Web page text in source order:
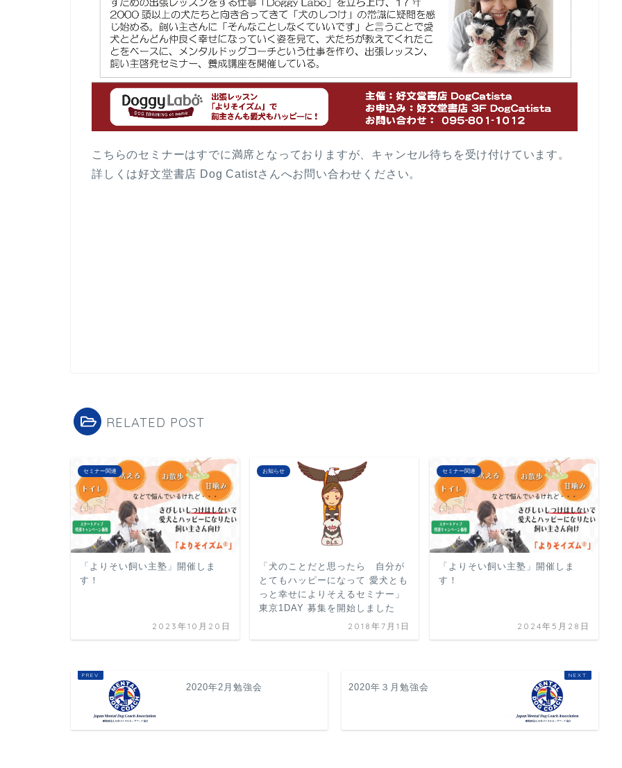
こちらのセミナーはすでに満席となっておりますが、キャンセル待ちを受け付けています。
詳しくは好文堂書店 Dog Catistさんへお問い合わせください。
RELATED POST
セミナー関連
「よりそい飼い主塾」開催しま
す！
2023年10月20日
お知らせ
「犬のことだと思ったら 自分が
とてもハッピーになって 愛犬とも
っと幸せによりそえるセミナー」
東京1DAY 募集を開始しました
2018年7月1日
セミナー関連
「よりそい飼い主塾」開催しま
す！
2024年5月28日
2020年2月勉強会 2020年３月勉強会